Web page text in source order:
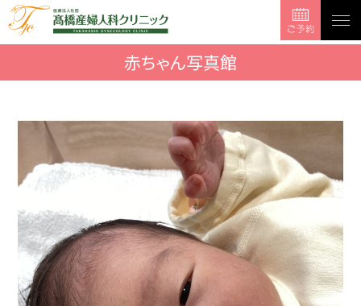
赤ちゃん写真館